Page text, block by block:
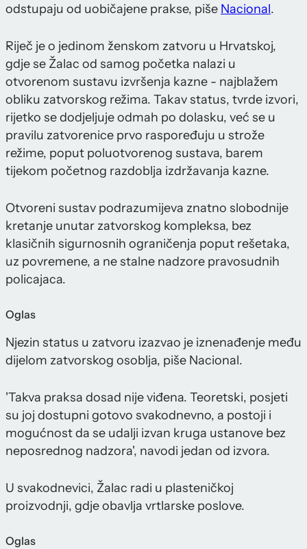
odstupaju od uobičajene prakse, piše Nacional.
Riječ je o jedinom ženskom zatvoru u Hrvatskoj,
gdje se Žalac od samog početka nalazi u
otvorenom sustavu izvršenja kazne - najblažem
obliku zatvorskog režima. Takav status, tvrde izvori,
rijetko se dodjeljuje odmah po dolasku, već se u
pravilu zatvorenice prvo raspoređuju u strože
režime, poput poluotvorenog sustava, barem
tijekom početnog razdoblja izdržavanja kazne.
Otvoreni sustav podrazumijeva znatno slobodnije
kretanje unutar zatvorskog kompleksa, bez
klasičnih sigurnosnih ograničenja poput rešetaka,
uz povremene, a ne stalne nadzore pravosudnih
policajaca.
Oglas
Njezin status u zatvoru izazvao je iznenađenje među
dijelom zatvorskog osoblja, piše Nacional.
'Takva praksa dosad nije viđena. Teoretski, posjeti
su joj dostupni gotovo svakodnevno, a postoji i
mogućnost da se udalji izvan kruga ustanove bez
neposrednog nadzora', navodi jedan od izvora.
U svakodnevici, Žalac radi u plasteničkoj
proizvodnji, gdje obavlja vrtlarske poslove.
Oglas